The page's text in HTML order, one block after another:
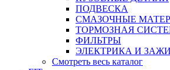
ПОДВЕСКА
СМАЗОЧНЫЕ
ТОРМОЗНАЯ
ФИЛЬТРЫ
ЭЛЕКТРИКА И
Смотреть весь каталог